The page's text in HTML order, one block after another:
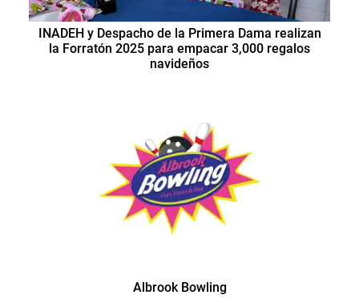
INADEH y Despacho de la Primera Dama realizan
la Forratón 2025 para empacar 3,000 regalos
navideños
Albrook Bowling